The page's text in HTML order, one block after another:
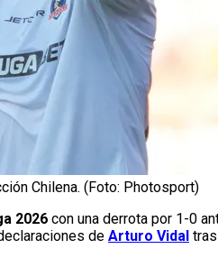
Chilena. (Foto: Photosport)
2026 con una derrota por 1-0
de Arturo Vidal